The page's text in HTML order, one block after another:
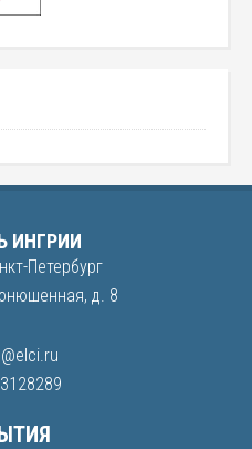
ИНГРИИ
Петербург
д. 8